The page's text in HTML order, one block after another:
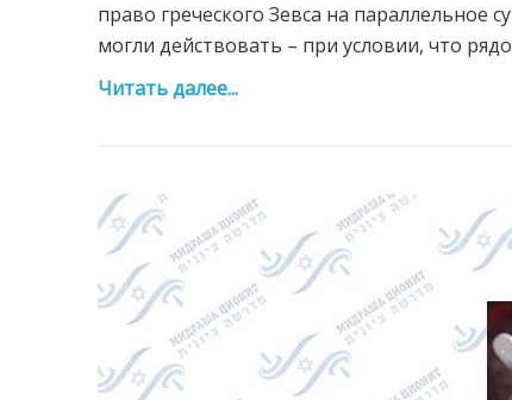
право греческого Зевса на параллельное
могли действовать – при условии, что
Читать далее...